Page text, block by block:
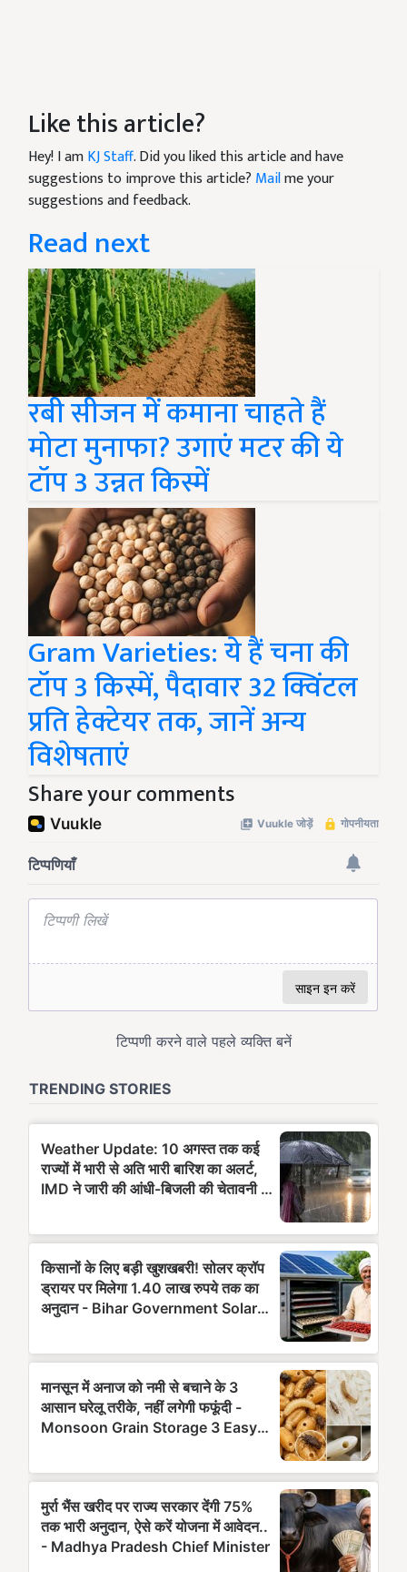
Like this article?
Hey! I amKJ Staff. Did you liked this article and have
suggestions to improve this article? Mailme your
suggestions and feedback.
Read next
रबी सीजन में कमाना चाहते हैं
मोटा मुनाफा? उगाएं मटर की ये
टॉप 3 उन्नत किस्में
Gram Varieties: ये हैं चना की
टॉप 3 किस्में, पैदावार 32 क्विंटल
प्रति हेक्टेयर तक, जानें अन्य
विशेषताएं
Share your comments